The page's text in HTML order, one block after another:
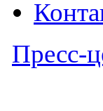
Пресс-